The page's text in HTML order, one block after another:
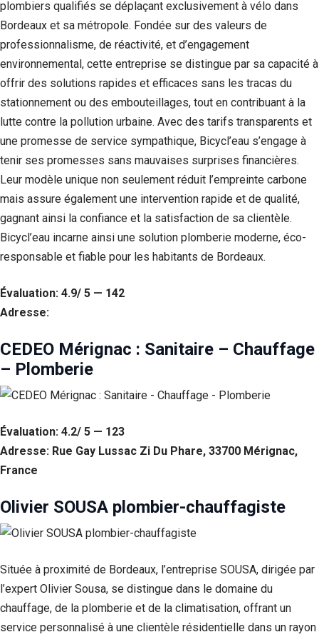
plombiers qualifiés se déplaçant exclusivement à vélo dans
Bordeaux et sa métropole. Fondée sur des valeurs de
professionnalisme, de réactivité, et d’engagement
environnemental, cette entreprise se distingue par sa capacité à
offrir des solutions rapides et efficaces sans les tracas du
stationnement ou des embouteillages, tout en contribuant à la
lutte contre la pollution urbaine. Avec des tarifs transparents et
une promesse de service sympathique, Bicycl’eau s’engage à
tenir ses promesses sans mauvaises surprises financières.
Leur modèle unique non seulement réduit l’empreinte carbone
mais assure également une intervention rapide et de qualité,
gagnant ainsi la confiance et la satisfaction de sa clientèle.
Bicycl’eau incarne ainsi une solution plomberie moderne, éco-
responsable et fiable pour les habitants de Bordeaux.
Évaluation: 4.9/ 5 — 142
Adresse:
CEDEO Mérignac : Sanitaire – Chauffage
– Plomberie
Évaluation: 4.2/ 5 — 123
Adresse: Rue Gay Lussac Zi Du Phare, 33700 Mérignac,
France
Olivier SOUSA plombier-chauffagiste
Située à proximité de Bordeaux, l’entreprise SOUSA, dirigée par
l’expert Olivier Sousa, se distingue dans le domaine du
chauffage, de la plomberie et de la climatisation, offrant un
service personnalisé à une clientèle résidentielle dans un rayon